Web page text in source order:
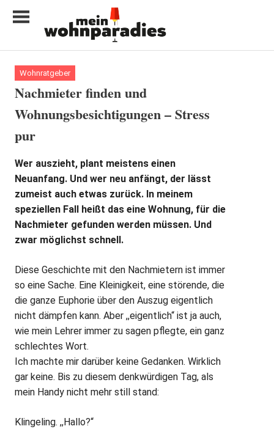
Inhalt
My
home
is
my
castle
Wohnratgeber
Nachmieter finden und
Wohnungsbesichtigungen – Stress
pur
Wer auszieht, plant meistens einen
Neuanfang. Und wer neu anfängt, der lässt
zumeist auch etwas zurück. In meinem
speziellen Fall heißt das eine Wohnung, für die
Nachmieter gefunden werden müssen. Und
zwar möglichst schnell.
Diese Geschichte mit den Nachmietern ist immer
so eine Sache. Eine Kleinigkeit, eine störende, die
die ganze Euphorie über den Auszug eigentlich
nicht dämpfen kann. Aber ,,eigentlich“ ist ja auch,
wie mein Lehrer immer zu sagen pflegte, ein ganz
schlechtes Wort.
Ich machte mir darüber keine Gedanken. Wirklich
gar keine. Bis zu diesem denkwürdigen Tag, als
mein Handy nicht mehr still stand:
Klingeling. ,,Hallo?“